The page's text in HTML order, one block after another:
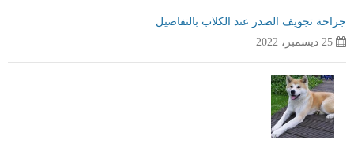
جراحة تجويف الصدر عند الكلاب بالتفاصيل
25 ديسمبر، 2022